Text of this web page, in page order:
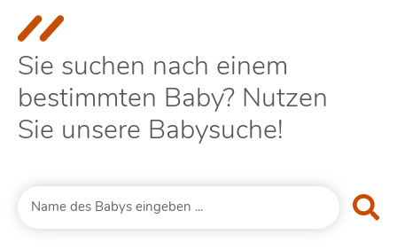
Sie suchen nach einem
bestimmten Baby? Nutzen
Sie unsere Babysuche!